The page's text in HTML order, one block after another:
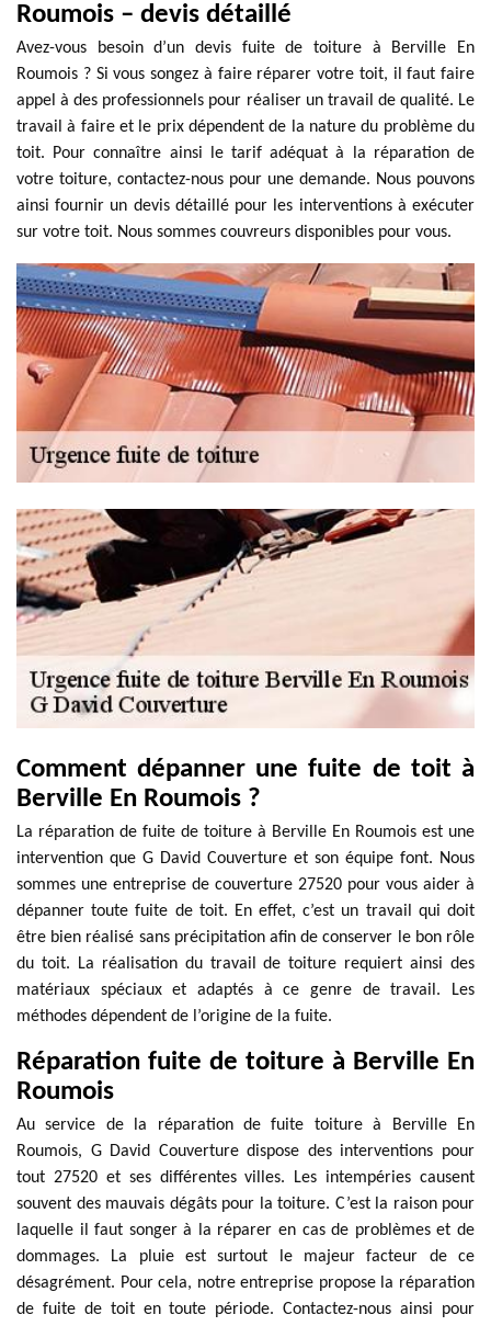
Roumois – devis détaillé
Avez-vous besoin d’un devis fuite de toiture à Berville En
Roumois ? Si vous songez à faire réparer votre toit, il faut faire
appel à des professionnels pour réaliser un travail de qualité. Le
travail à faire et le prix dépendent de la nature du problème du
toit. Pour connaître ainsi le tarif adéquat à la réparation de
votre toiture, contactez-nous pour une demande. Nous pouvons
ainsi fournir un devis détaillé pour les interventions à exécuter
sur votre toit. Nous sommes couvreurs disponibles pour vous.
Comment dépanner une fuite de toit à
Berville En Roumois ?
La réparation de fuite de toiture à Berville En Roumois est une
intervention que G David Couverture et son équipe font. Nous
sommes une entreprise de couverture 27520 pour vous aider à
dépanner toute fuite de toit. En effet, c’est un travail qui doit
être bien réalisé sans précipitation afin de conserver le bon rôle
du toit. La réalisation du travail de toiture requiert ainsi des
matériaux spéciaux et adaptés à ce genre de travail. Les
méthodes dépendent de l’origine de la fuite.
Réparation fuite de toiture à Berville En
Roumois
Au service de la réparation de fuite toiture à Berville En
Roumois, G David Couverture dispose des interventions pour
tout 27520 et ses différentes villes. Les intempéries causent
souvent des mauvais dégâts pour la toiture. C’est la raison pour
laquelle il faut songer à la réparer en cas de problèmes et de
dommages. La pluie est surtout le majeur facteur de ce
désagrément. Pour cela, notre entreprise propose la réparation
de fuite de toit en toute période. Contactez-nous ainsi pour